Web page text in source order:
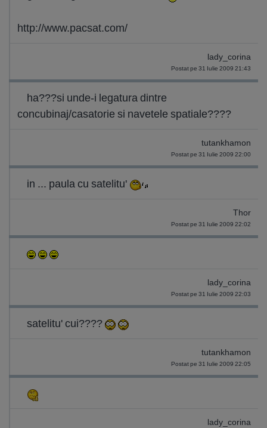
http://www.pacsat.com/
lady_corina
Postat pe 31 Iulie 2009 21:43
ha???si unde-i legatura dintre
concubinaj/casatorie si navetele spatiale????
tutankhamon
Postat pe 31 Iulie 2009 22:00
in ... paula cu satelitu'
Thor
Postat pe 31 Iulie 2009 22:02
lady_corina
Postat pe 31 Iulie 2009 22:03
satelitu' cui????
tutankhamon
Postat pe 31 Iulie 2009 22:05
lady_corina